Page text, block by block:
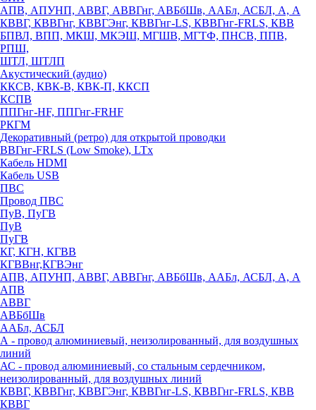
АПВ, АПУНП, АВВГ, АВВГнг, АВБбШв, ААБл, АСБЛ, А, А
КВВГ, КВВГнг, КВВГЭнг, КВВГнг-LS, КВВГнг-FRLS, КВВ
БПВЛ, ВПП, МКШ, МКЭШ, МГШВ, МГТФ, ПНСВ, ППВ,
РПШ,
ШТЛ, ШТЛП
Акустический (аудио)
ККСВ, КВК-В, КВК-П, ККСП
КСПВ
ППГнг-HF, ППГнг-FRHF
РКГМ
Декоративный (ретро) для открытой проводки
ВВГнг-FRLS (Low Smoke), LTx
Кабель HDMI
Кабель USB
ПВС
Провод ПВС
ПуВ, ПуГВ
ПуВ
ПуГВ
КГ, КГН, КГВВ
КГВВнг,КГВЭнг
АПВ, АПУНП, АВВГ, АВВГнг, АВБбШв, ААБл, АСБЛ, А, А
АПВ
АВВГ
АВБбШв
ААБл, АСБЛ
А - провод алюминиевый, неизолированный, для воздушных
линий
АС - провод алюминиевый, со стальным сердечником,
неизолированный, для воздушных линий
КВВГ, КВВГнг, КВВГЭнг, КВВГнг-LS, КВВГнг-FRLS, КВВ
КВВГ